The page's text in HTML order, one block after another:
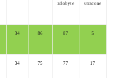
zdobyte stracone
34 86 87 5
34 75 77 17